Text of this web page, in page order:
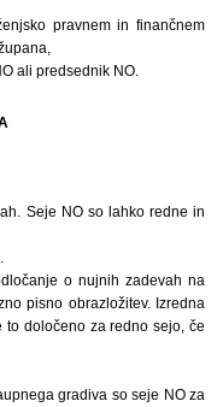
pravnem in finančnem
ali predsednik NO.
Seje NO so lahko redne in
o nujnih zadevah na
pisno obrazložitev. Izredna
določeno za redno sejo, če
gradiva so seje NO za